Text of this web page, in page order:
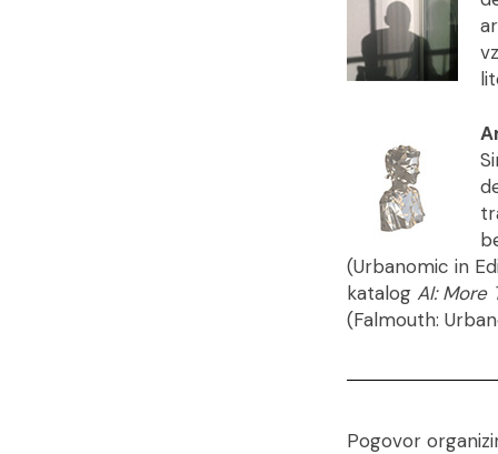
(Urbanomic in
katalog AI: More
(Falmouth:
Pogovor